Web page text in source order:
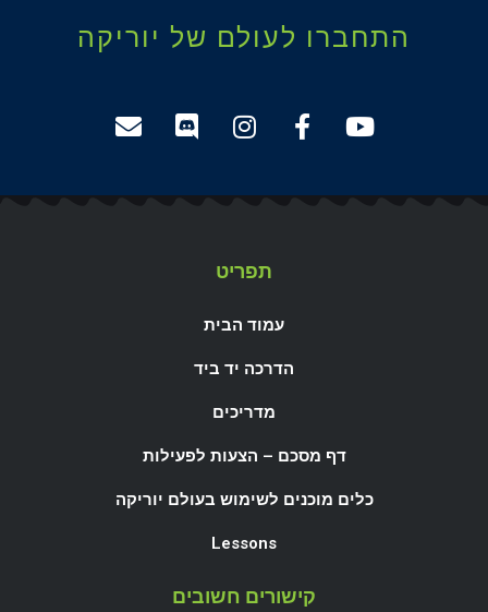
התחברו לעולם של יוריקה
תפריט
עמוד הבית
הדרכה יד ביד
מדריכים
דף מסכם – הצעות לפעילות
כלים מוכנים לשימוש בעולם יוריקה
Lessons
קישורים חשובים